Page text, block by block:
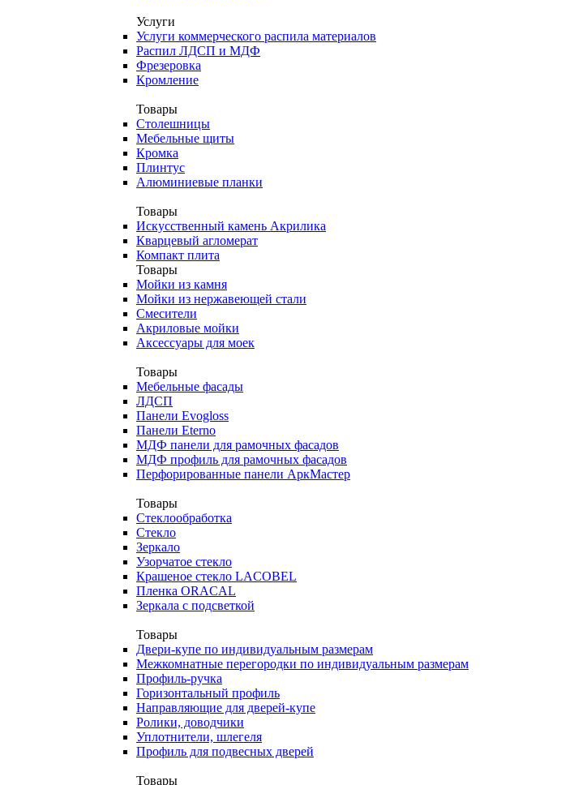
Услуги
Услуги коммерческого распила материалов
Распил ЛДСП и МДФ
Фрезеровка
Кромление
Товары
Столешницы
Мебельные щиты
Кромка
Плинтус
Алюминиевые планки
Товары
Искусственный камень Акрилика
Кварцевый агломерат
Компакт плита
Товары
Мойки из камня
Мойки из нержавеющей стали
Смесители
Акриловые мойки
Аксессуары для моек
Товары
Мебельные фасады
ЛДСП
Панели Evogloss
Панели Eterno
МДФ панели для рамочных фасадов
МДФ профиль для рамочных фасадов
Перфорированные панели АркМастер
Товары
Стеклообработка
Стекло
Зеркало
Узорчатое стекло
Крашеное стекло LACOBEL
Пленка ORACAL
Зеркала с подсветкой
Товары
Двери-купе по индивидуальным размерам
Межкомнатные перегородки по индивидуальным размерам
Профиль-ручка
Горизонтальный профиль
Направляющие для дверей-купе
Ролики, доводчики
Уплотнители, шлегеля
Профиль для подвесных дверей
Товары